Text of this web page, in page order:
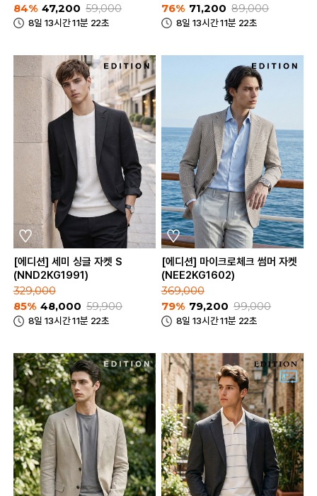
84% 47,200 59,000
8일 13시간 11분 22초
76% 71,200 89,000
8일 13시간 11분 22초
[에디션] 세미 싱글 자켓 S
(NND2KG1991)
329,000
85% 48,000 59,900
8일 13시간 11분 22초
[에디션] 마이크로체크 썸머 자켓
(NEE2KG1602)
369,000
79% 79,200 99,000
8일 13시간 11분 22초